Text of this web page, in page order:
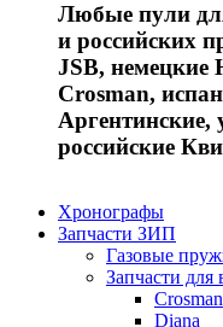
Любые пули
и российских
JSB, немецкие
Crosman,
российские
Хронографы
Запчасти ЗИП
Газовые
Запчасти для
Crosman
Diana